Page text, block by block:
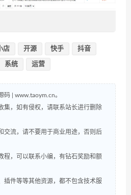
店 开源 快手 抖音
系统 运营
| www.taoym.cn。
，如有侵权，请联系站长进行删除
流，请不要用于商业用途，否则后
，可以联系小编，有钻石奖励和额
件等等其他资源，都不包含技术服